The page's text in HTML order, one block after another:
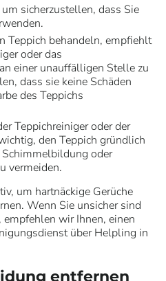
sicherzustellen, dass Sie
Teppich behandeln, empfiehlt
oder das
einer unauffälligen Stelle zu
dass sie keine Schäden
des Teppichs
Teppichreiniger oder der
den Teppich gründlich
oder
vermeiden.
um hartnäckige Gerüche
Wenn Sie unsicher sind
empfehlen wir Ihnen, einen
überHelpling in
entfernen